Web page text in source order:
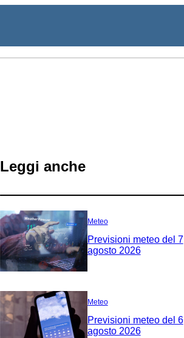
Leggi anche
Meteo
Previsioni meteo del 7
agosto 2026
Meteo
Previsioni meteo del 6
agosto 2026